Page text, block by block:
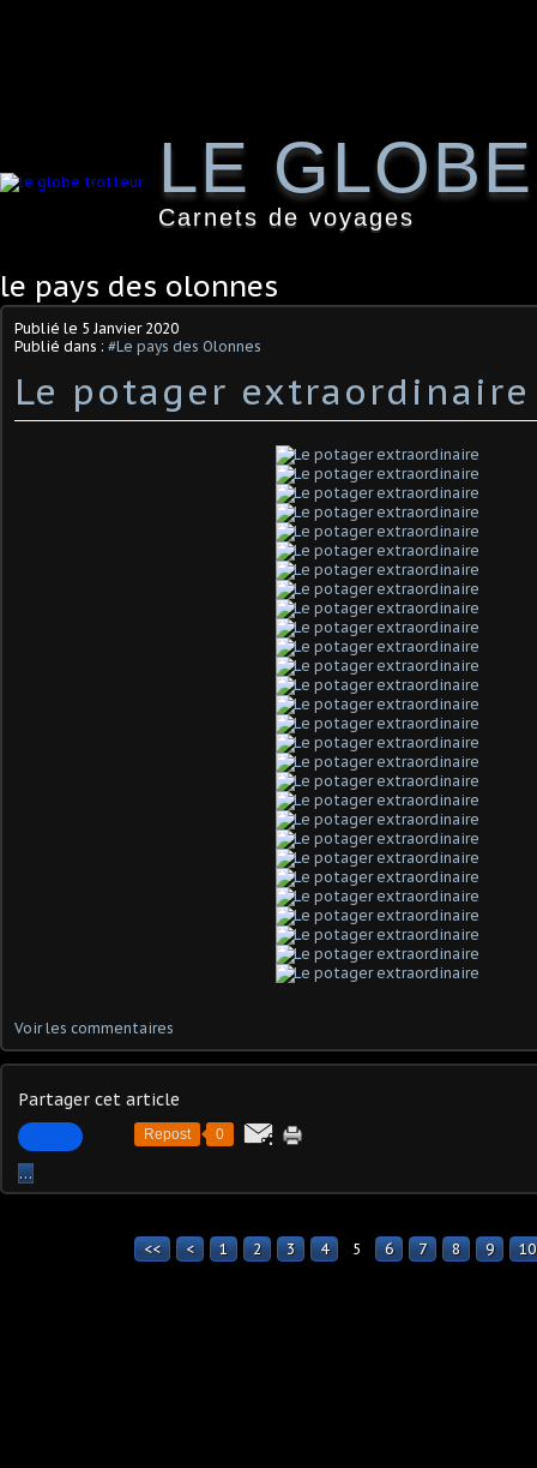
LE
Carnets de voyages
le pays des olonnes
Publié le 5 Janvier 2020
Publié dans : #Le pays des Olonnes
Le potager extraordinaire
Voir les commentaires
Partager cet article
Repost 0
…
<< < 1 2 3 4 5 6 7 8 9 10